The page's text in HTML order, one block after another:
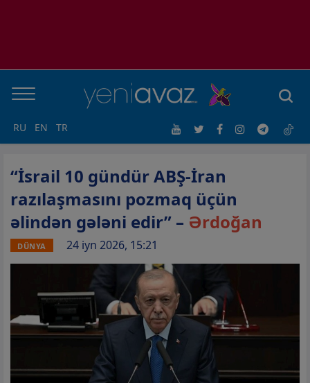
RU EN TR
“İsrail 10 gündür ABŞ-İran
razılaşmasını pozmaq üçün
əlindən gələni edir” – Ərdoğan
DÜNYA 24 iyn 2026, 15:21